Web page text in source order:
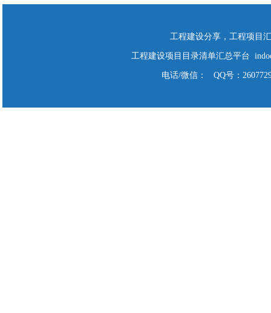
工程建设分享，工程项目
工程建设项目目录清单汇总平台
电话/微信： QQ号：